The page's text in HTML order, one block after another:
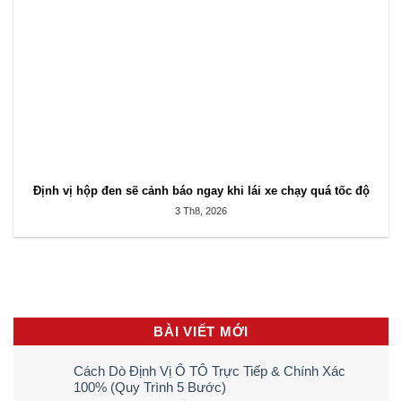
Định vị hộp đen sẽ cảnh báo ngay khi lái xe chạy quá tốc độ
3 Th8, 2026
BÀI VIẾT MỚI
Cách Dò Định Vị Ô TÔ Trực Tiếp & Chính Xác
100% (Quy Trình 5 Bước)